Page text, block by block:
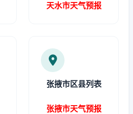
天水市天气预报
张掖市区县列表
张掖市天气预报